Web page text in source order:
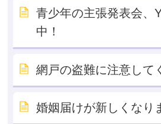
青少年の主張発表会、
中！
網戸の盗難に注意して
婚姻届けが新しくなり